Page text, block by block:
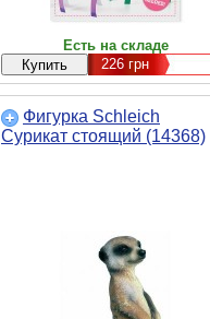
Есть на складе
226грн
Фигурка Schleich
Сурикат стоящий (14368)